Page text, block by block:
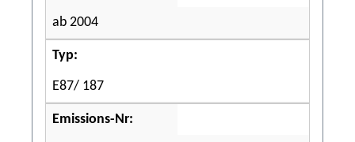
ab 2004
Typ:
E87/ 187
Emissions-Nr: